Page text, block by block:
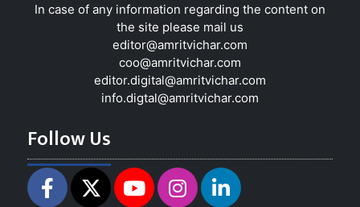
In case of any information regarding the content on
the site please mail us
editor@amritvichar.com
coo@amritvichar.com
editor.digital@amritvichar.com
info.digtal@amritvichar.com
Follow Us